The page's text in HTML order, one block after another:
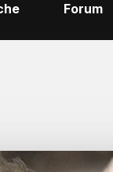
Forum